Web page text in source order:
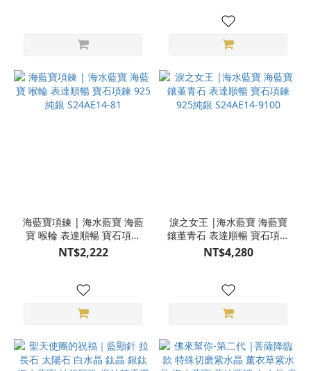
海藍寶項鍊 | 海水藍寶 海藍
寶 喉輪 表達順暢 寶石項鍊
925純銀 S24AE14-81
NT$2,222
淚之女王 |海水藍寶 海藍寶
鑲堇青石 表達順暢 寶石項鍊
925純銀 S24AE14-9100
NT$4,280